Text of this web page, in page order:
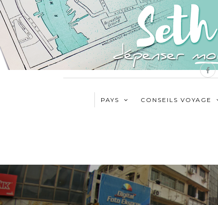
PAYS CONSEILS VOYAGE